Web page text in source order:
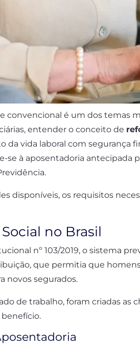
convencional é um dos temas
entender o conceito de
da vida laboral com segurança
se à aposentadoria antecipada
disponíveis, os requisitos
no Brasil
nº 103/2019, o sistema
que permitia que
novos segurados.
de trabalho, foram criadas as